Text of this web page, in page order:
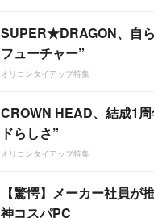
SUPER★DRAGON、自
フューチャー”
オリコンタイアップ特集
CROWN HEAD、結成1
ドらしさ”
オリコンタイアップ特集
【驚愕】メーカー社員が
神コスパPC